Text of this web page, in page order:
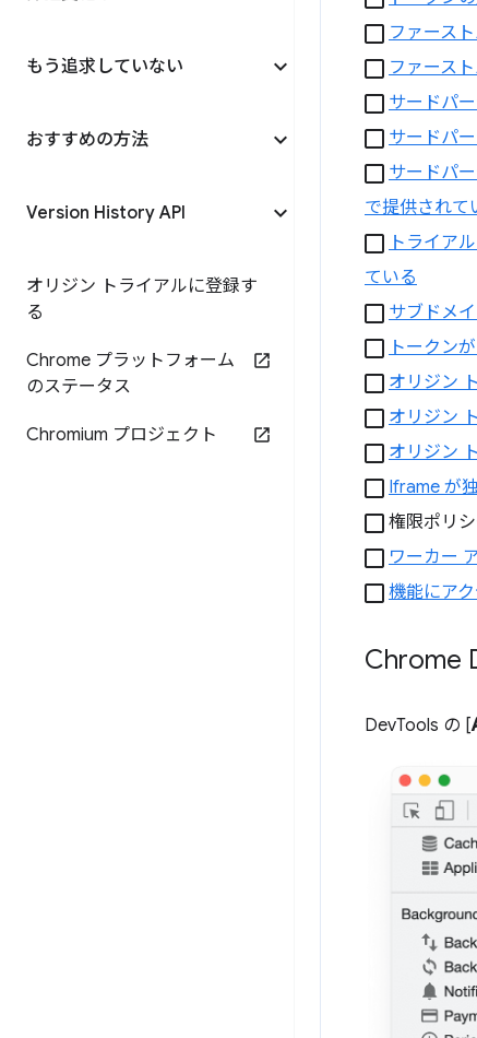
もう追求していない
おすすめの方法
Version History API
オリジン トライアルに登録す
る
Chrome プラットフォーム
のステータス
Chromium プロジェクト
ファース
ファース
サードパ
サードパ
サードパ
で提供されて
トライア
ている
サブドメ
トークン
オリジン
オリジン
オリジン
Iframe が
権限ポリ
ワーカー
機能にア
Chrome
DevTools の [